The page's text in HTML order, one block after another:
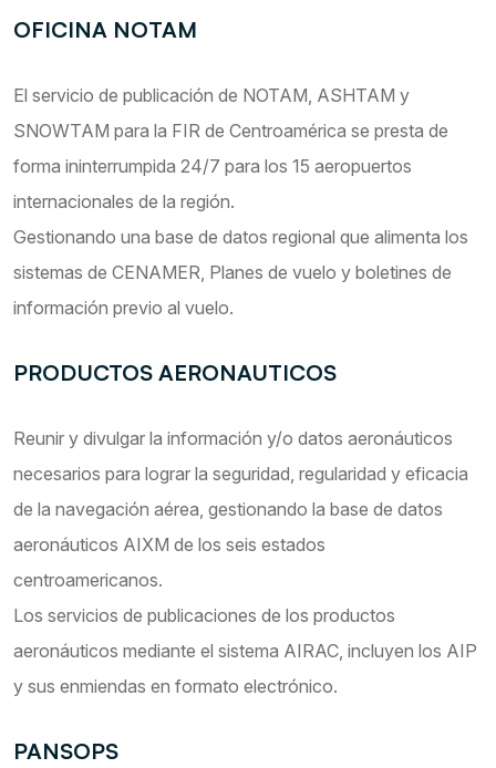
OFICINA NOTAM
El servicio de publicación de NOTAM, ASHTAM y
SNOWTAM para la FIR de Centroamérica se presta de
forma ininterrumpida 24/7 para los 15 aeropuertos
internacionales de la región.
Gestionando una base de datos regional que alimenta los
sistemas de CENAMER, Planes de vuelo y boletines de
información previo al vuelo.
PRODUCTOS AERONAUTICOS
Reunir y divulgar la información y/o datos aeronáuticos
necesarios para lograr la seguridad, regularidad y eficacia
de la navegación aérea, gestionando la base de datos
aeronáuticos AIXM de los seis estados
centroamericanos.
Los servicios de publicaciones de los productos
aeronáuticos mediante el sistema AIRAC, incluyen los AIP
y sus enmiendas en formato electrónico.
PANSOPS